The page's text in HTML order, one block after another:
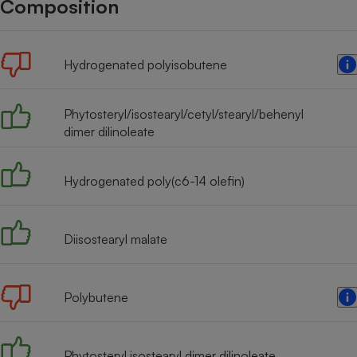
Composition
Hydrogenated polyisobutene
Phytosteryl/isostearyl/cetyl/stearyl/behenyl
dimer dilinoleate
Hydrogenated poly(c6-14 olefin)
Diisostearyl malate
Polybutene
Assurance emprunteur
Petit
Mutuelle